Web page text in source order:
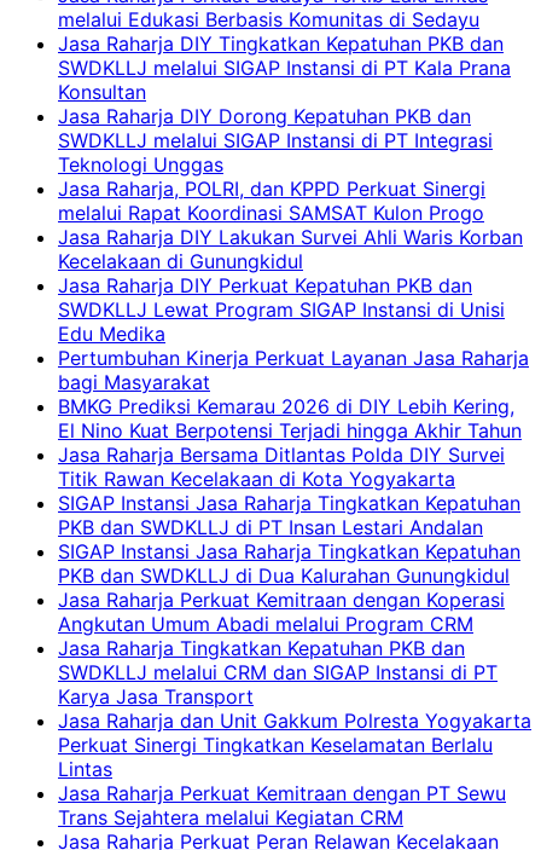
melalui Edukasi Berbasis Komunitas di Sedayu
Jasa Raharja DIY Tingkatkan Kepatuhan PKB dan
SWDKLLJ melalui SIGAP Instansi di PT Kala Prana
Konsultan
Jasa Raharja DIY Dorong Kepatuhan PKB dan
SWDKLLJ melalui SIGAP Instansi di PT Integrasi
Teknologi Unggas
Jasa Raharja, POLRI, dan KPPD Perkuat Sinergi
melalui Rapat Koordinasi SAMSAT Kulon Progo
Jasa Raharja DIY Lakukan Survei Ahli Waris Korban
Kecelakaan di Gunungkidul
Jasa Raharja DIY Perkuat Kepatuhan PKB dan
SWDKLLJ Lewat Program SIGAP Instansi di Unisi
Edu Medika
Pertumbuhan Kinerja Perkuat Layanan Jasa Raharja
bagi Masyarakat
BMKG Prediksi Kemarau 2026 di DIY Lebih Kering,
El Nino Kuat Berpotensi Terjadi hingga Akhir Tahun
Jasa Raharja Bersama Ditlantas Polda DIY Survei
Titik Rawan Kecelakaan di Kota Yogyakarta
SIGAP Instansi Jasa Raharja Tingkatkan Kepatuhan
PKB dan SWDKLLJ di PT Insan Lestari Andalan
SIGAP Instansi Jasa Raharja Tingkatkan Kepatuhan
PKB dan SWDKLLJ di Dua Kalurahan Gunungkidul
Jasa Raharja Perkuat Kemitraan dengan Koperasi
Angkutan Umum Abadi melalui Program CRM
Jasa Raharja Tingkatkan Kepatuhan PKB dan
SWDKLLJ melalui CRM dan SIGAP Instansi di PT
Karya Jasa Transport
Jasa Raharja dan Unit Gakkum Polresta Yogyakarta
Perkuat Sinergi Tingkatkan Keselamatan Berlalu
Lintas
Jasa Raharja Perkuat Kemitraan dengan PT Sewu
Trans Sejahtera melalui Kegiatan CRM
Jasa Raharja Perkuat Peran Relawan Kecelakaan